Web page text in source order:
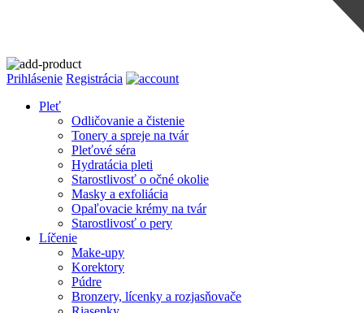
Prihlásenie Registrácia
Pleť
Odličovanie a čistenie
Tonery a spreje na tvár
Pleťové séra
Hydratácia pleti
Starostlivosť o očné okolie
Masky a exfoliácia
Opaľovacie krémy na tvár
Starostlivosť o pery
Líčenie
Make-upy
Korektory
Púdre
Bronzery, lícenky a rozjasňovače